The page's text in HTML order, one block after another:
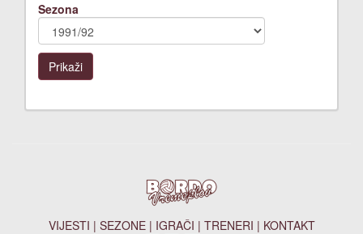
Sezona
Prikaži
VIJESTI | SEZONE| IGRAČI | TRENERI | KONTAKT